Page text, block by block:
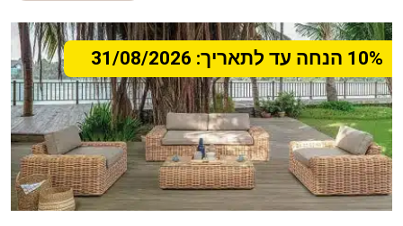
10% הנחה עד לתאריך: 31/08/2026